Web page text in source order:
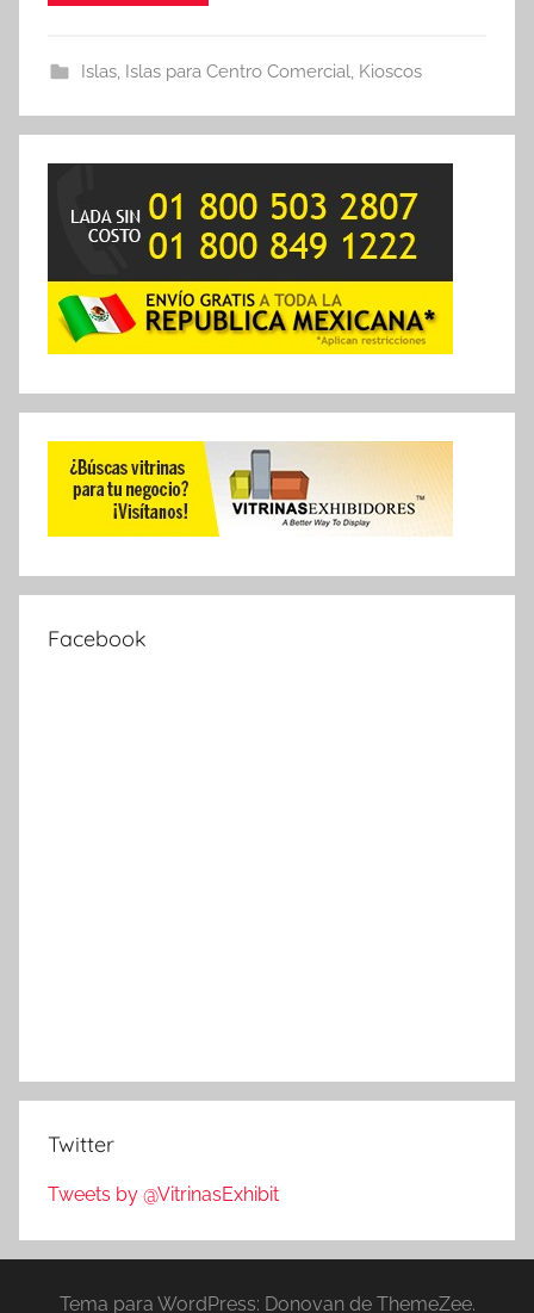
Islas, Islas para Centro Comercial, Kioscos
Facebook
Twitter
Tweets by @VitrinasExhibit
Tema para WordPress: Donovan de ThemeZee.